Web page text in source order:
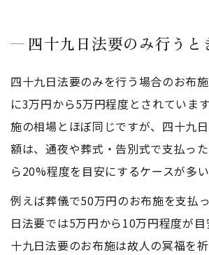
四十九日法要のみ行うと
四十九日法要のみを行う場合のお布
に3万円から5万円程度とされていま
施の相場とほぼ同じですが、四十九
額は、通夜や葬式・告別式で支払っ
ら20%程度を目安にするケースが多い
例えば葬儀で50万円のお布施を支払
日法要では5万円から10万円程度が
十九日法要のお布施は故人の冥福を